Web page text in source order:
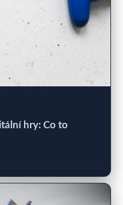
hry: Co to